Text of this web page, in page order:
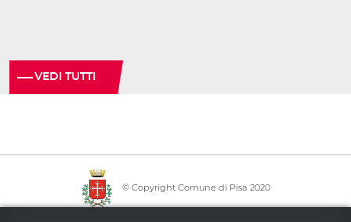
VEDI TUTTI
© Copyright Comune di Pisa 2020